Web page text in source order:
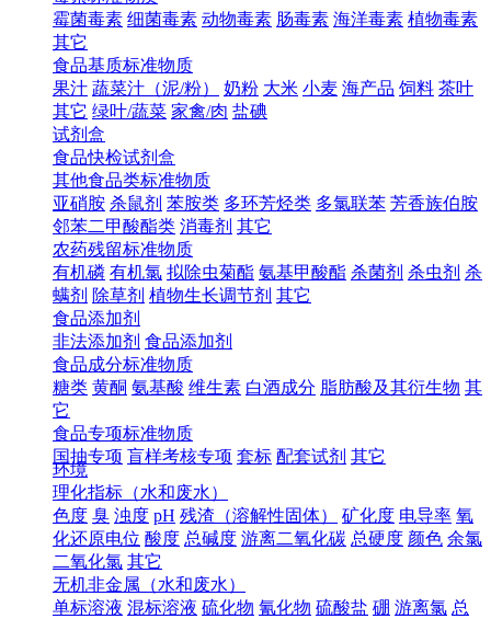
霉菌毒素 细菌毒素 动物毒素 肠毒素 海洋毒素 植物毒素
其它
食品基质标准物质
果汁 蔬菜汁（泥/粉） 奶粉 大米 小麦 海产品 饲料 茶叶
其它 绿叶/蔬菜 家禽/肉 盐碘
试剂盒
食品快检试剂盒
其他食品类标准物质
亚硝胺 杀鼠剂 苯胺类 多环芳烃类 多氯联苯 芳香族伯胺
邻苯二甲酸酯类 消毒剂 其它
农药残留标准物质
有机磷 有机氯 拟除虫菊酯 氨基甲酸酯 杀菌剂 杀虫剂 杀
螨剂 除草剂 植物生长调节剂 其它
食品添加剂
非法添加剂 食品添加剂
食品成分标准物质
糖类 黄酮 氨基酸 维生素 白酒成分 脂肪酸及其衍生物 其
它
食品专项标准物质
国抽专项 盲样考核专项 套标 配套试剂 其它
环境
理化指标（水和废水）
色度 臭 浊度 pH 残渣（溶解性固体） 矿化度 电导率 氧
化还原电位 酸度 总碱度 游离二氧化碳 总硬度 颜色 余氯
二氧化氯 其它
无机非金属（水和废水）
单标溶液 混标溶液 硫化物 氰化物 硫酸盐 硼 游离氯 总